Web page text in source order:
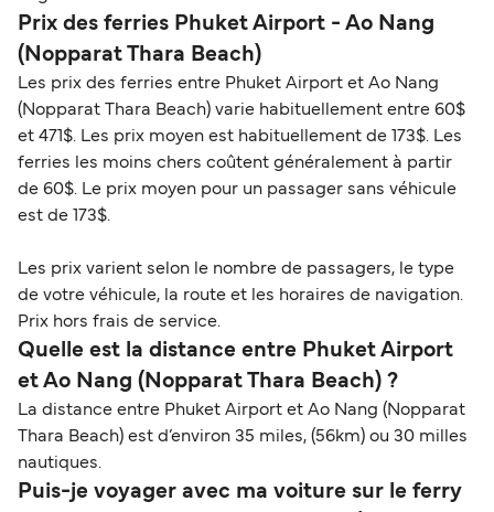
Prix des ferries Phuket Airport - Ao Nang
(Nopparat Thara Beach)
Les prix des ferries entre Phuket Airport et Ao Nang
(Nopparat Thara Beach) varie habituellement entre 60$
et 471$. Les prix moyen est habituellement de 173$. Les
ferries les moins chers coûtent généralement à partir
de 60$. Le prix moyen pour un passager sans véhicule
est de 173$.
Les prix varient selon le nombre de passagers, le type
de votre véhicule, la route et les horaires de navigation.
Prix hors frais de service.
Quelle est la distance entre Phuket Airport
et Ao Nang (Nopparat Thara Beach) ?
La distance entre Phuket Airport et Ao Nang (Nopparat
Thara Beach) est d’environ 35 miles, (56km) ou 30 milles
nautiques.
Puis-je voyager avec ma voiture sur le ferry